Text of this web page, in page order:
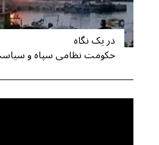
در یک نگاه
حکومت نظامی سپاه و